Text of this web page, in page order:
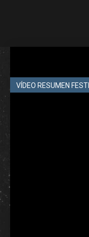
VÍDEO RESUMEN